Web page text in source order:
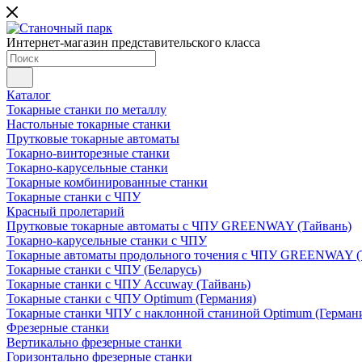
Интернет-магазин представительского класса
Каталог
Токарные станки по металлу
Настольные токарные станки
Прутковые токарные автоматы
Токарно-винторезные станки
Токарно-карусельные станки
Токарные комбинированные станки
Токарные станки с ЧПУ
Красный пролетарий
Прутковые токарные автоматы с ЧПУ GREENWAY (Тайвань)
Токарно-карусельные станки с ЧПУ
Токарные автоматы продольного точения с ЧПУ GREENWAY
Токарные станки с ЧПУ (Беларусь)
Токарные станки с ЧПУ Accuway (Тайвань)
Токарные станки с ЧПУ Optimum (Германия)
Токарные станки ЧПУ с наклонной станиной Optimum
Фрезерные станки
Вертикально фрезерные станки
Горизонтально фрезерные станки